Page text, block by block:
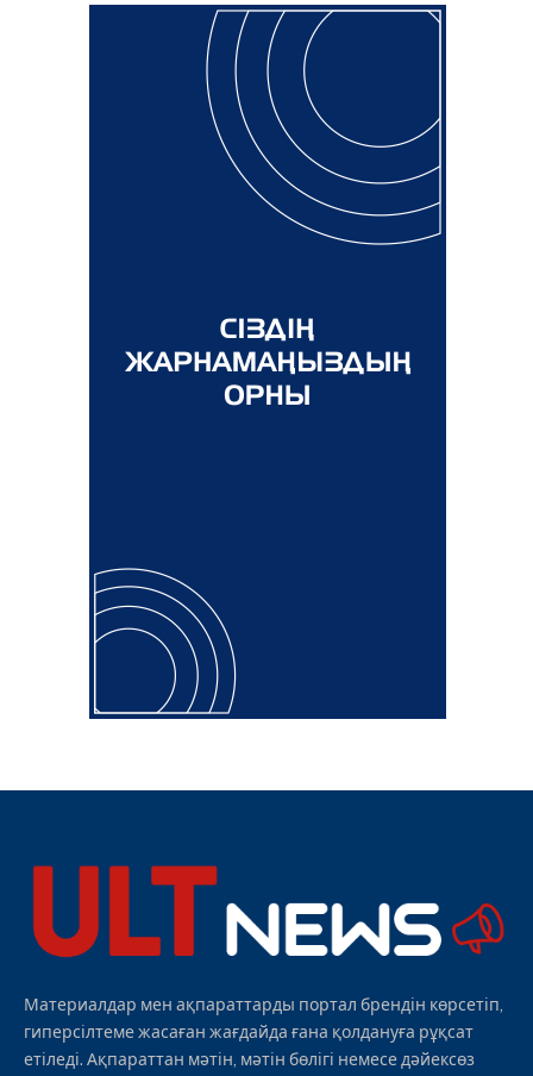
Материалдар мен ақпараттарды портал брендін көрсетіп,
гиперсілтеме жасаған жағдайда ғана қолдануға рұқсат
етіледі. Ақпараттан мәтін, мәтін бөлігі немесе дәйексөз